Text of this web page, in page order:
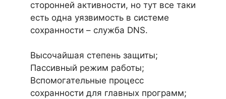
сторонней активности, но тут все таки
есть одна уязвимость в системе
сохранности – служба DNS.
Высочайшая степень защиты;
Пассивный режим работы;
Вспомогательные процесс
сохранности для главных программ;